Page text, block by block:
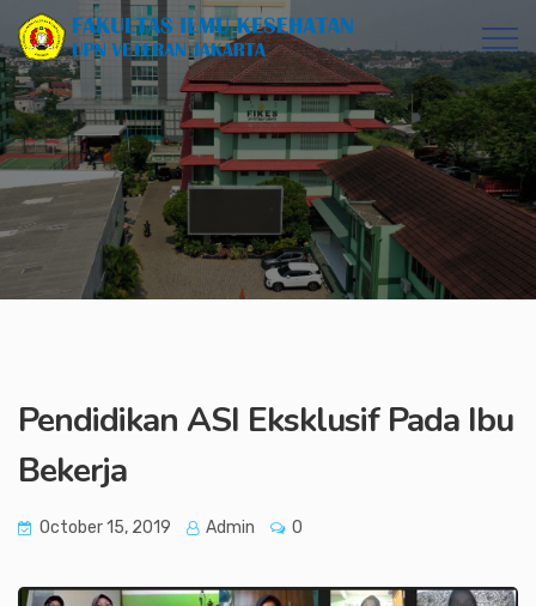
Pendidikan ASI Eksklusif Pada Ibu
Bekerja
October 15, 2019 Admin 0